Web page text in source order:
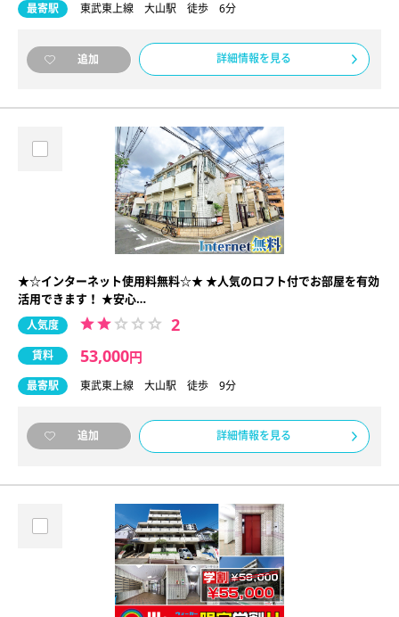
最寄駅 東武東上線 大山駅 徒歩 6分
追加 詳細情報を見る
★☆インターネット使用料無料☆★ ★人気のロフト付でお部屋を有効
活用できます！ ★安心…
人気度 2
賃料 53,000円
最寄駅 東武東上線 大山駅 徒歩 9分
追加 詳細情報を見る